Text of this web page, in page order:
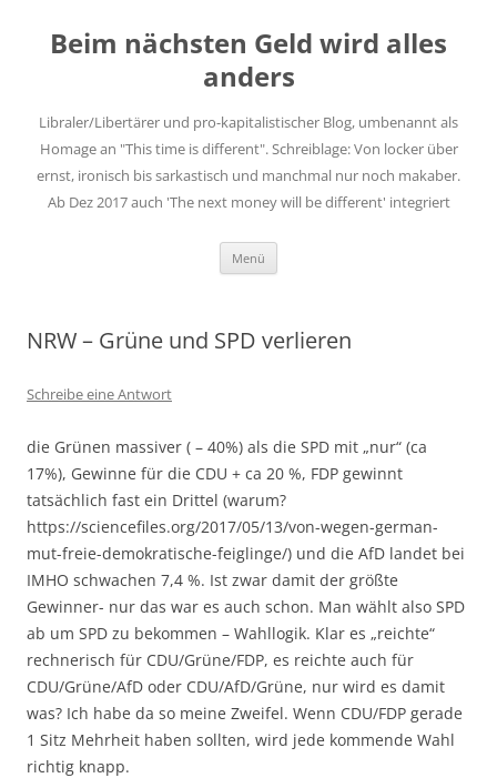
springen
Beim nächsten Geld wird alles
anders
Libraler/Libertärer und pro-kapitalistischer Blog, umbenannt als
Homage an "This time is different". Schreiblage: Von locker über
ernst, ironisch bis sarkastisch und manchmal nur noch makaber.
Ab Dez 2017 auch 'The next money will be different' integriert
Menü
NRW – Grüne und SPD verlieren
Schreibe eine Antwort
die Grünen massiver ( – 40%) als die SPD mit „nur“ (ca
17%), Gewinne für die CDU + ca 20 %, FDP gewinnt
tatsächlich fast ein Drittel (warum?
https://sciencefiles.org/2017/05/13/von-wegen-german-
mut-freie-demokratische-feiglinge/) und die AfD landet bei
IMHO schwachen 7,4 %. Ist zwar damit der größte
Gewinner- nur das war es auch schon. Man wählt also SPD
ab um SPD zu bekommen – Wahllogik. Klar es „reichte“
rechnerisch für CDU/Grüne/FDP, es reichte auch für
CDU/Grüne/AfD oder CDU/AfD/Grüne, nur wird es damit
was? Ich habe da so meine Zweifel. Wenn CDU/FDP gerade
1 Sitz Mehrheit haben sollten, wird jede kommende Wahl
richtig knapp.